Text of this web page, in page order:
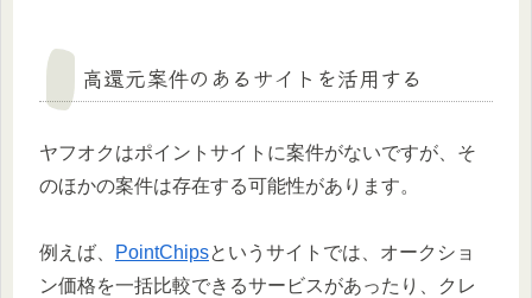
高還元案件のあるサイトを活用する
ヤフオクはポイントサイトに案件がないですが、そ
のほかの案件は存在する可能性があります。
例えば、 PointChipsというサイトでは、オークショ
ン価格を一括比較できるサービスがあったり、クレ